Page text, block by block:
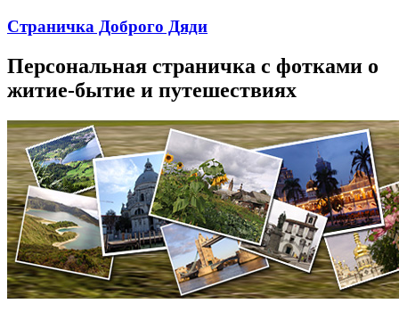
Страничка Доброго Дяди
Персональная страничка с фотками о
житие-бытие и путешествиях